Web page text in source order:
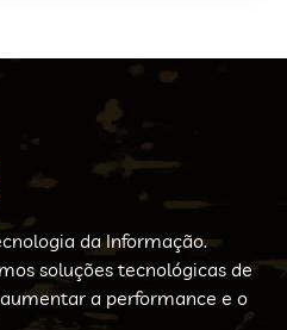
da Informação.
soluções tecnológicas de
a performance e o